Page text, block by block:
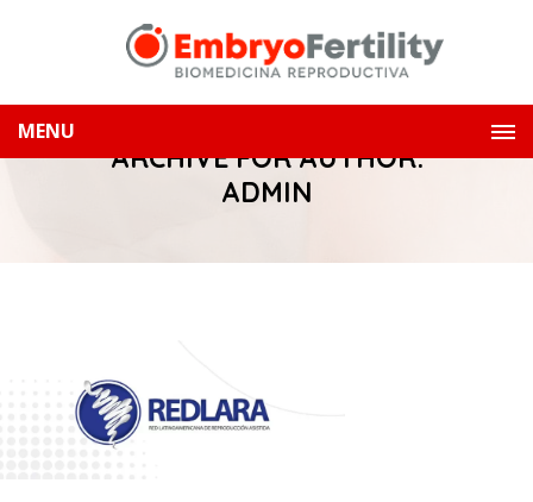
MENU
ARCHIVE FOR AUTHOR:
ADMIN